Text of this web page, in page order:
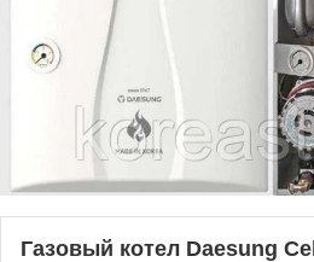
Газовый котел Daesung